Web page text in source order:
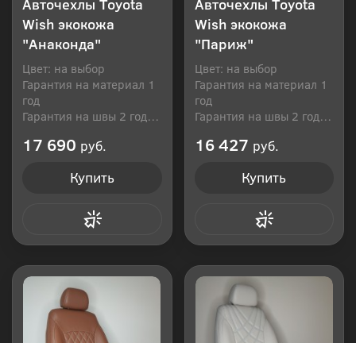
Авточехлы Toyota
Wish экокожа
"Анаконда"
Цвет: на выбор
Гарантия на материал 1
год
Гарантия на швы 2 года
17 690 руб.
Купить
Авточехлы Toyota
Wish экокожа
"Париж"
Цвет: на выбор
Гарантия на материал 1
год
Гарантия на швы 2 года
16 427 руб.
Купить